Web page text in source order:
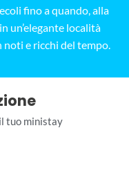
fino a quando, alla
un’elegante località
noti e ricchi del tempo.
tuo ministay